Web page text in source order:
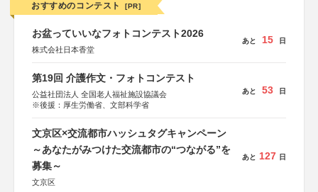
おすすめのコンテスト [PR]
お盆っていいなフォトコンテスト2026
株式会社日本香堂
あと 15 日
第19回 介護作文・フォトコンテスト
公益社団法人 全国老人福祉施設協議会
※後援：厚生労働省、文部科学省
あと 53 日
文京区×交流都市ハッシュタグキャンペーン
～あなたがみつけた交流都市の“つながる”を
募集～
文京区
あと 127 日